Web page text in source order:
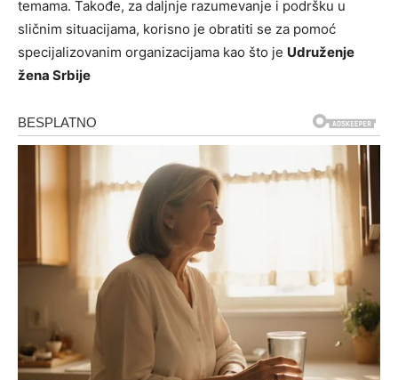
temama. Takođe, za daljnje razumevanje i podršku u
sličnim situacijama, korisno je obratiti se za pomoć
specijalizovanim organizacijama kao što je Udruženje
žena Srbije